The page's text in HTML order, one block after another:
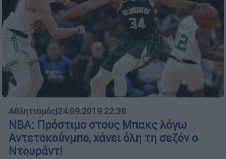
Αθλητισμός|24.09.2019 22:38
ΝΒΑ: Πρόστιμο στους Μπακς λόγω
Αντετοκούνμπο, χάνει όλη τη σεζόν ο
Ντουράντ!